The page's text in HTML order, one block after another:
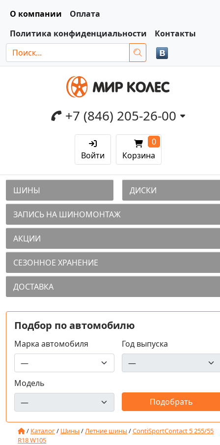
О компании
Оплата
Политика конфиденциальности
Контакты
+7 (846) 205-26-00
Войти Корзина
0
ШИНЫ ДИСКИ
ЗАПИСЬ НА ШИНОМОНТАЖ
АКЦИИ
СЕЗОННОЕ ХРАНЕНИЕ
ДОСТАВКА
Подбор по автомобилю
Марка автомобиля Год выпуска
Модель
/ Каталог/ Шины /Летние шины /ContiSportContact 5 255/55
R18 W105